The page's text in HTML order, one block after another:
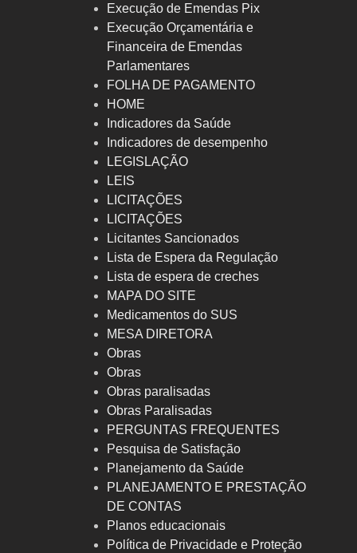
Execução de Emendas Pix
Execução Orçamentária e
Financeira de Emendas
Parlamentares
FOLHA DE PAGAMENTO
HOME
Indicadores da Saúde
Indicadores de desempenho
LEGISLAÇÃO
LEIS
LICITAÇÕES
LICITAÇÕES
Licitantes Sancionados
Lista de Espera da Regulação
Lista de espera de creches
MAPA DO SITE
Medicamentos do SUS
MESA DIRETORA
Obras
Obras
Obras paralisadas
Obras Paralisadas
PERGUNTAS FREQUENTES
Pesquisa de Satisfação
Planejamento da Saúde
PLANEJAMENTO E PRESTAÇÃO
DE CONTAS
Planos educacionais
Política de Privacidade e Proteção